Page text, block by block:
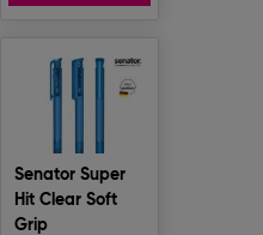
Senator Super
Hit Clear Soft
Grip